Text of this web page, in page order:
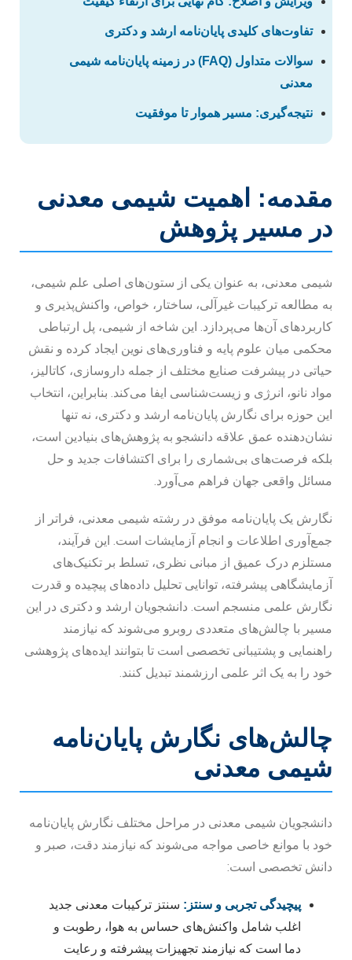
تفاوت‌های کلیدی پایان‌نامه ارشد و دکتری
سوالات متداول (FAQ) در زمینه پایان‌نامه شیمی
معدنی
نتیجه‌گیری: مسیر هموار تا موفقیت
مقدمه: اهمیت شیمی معدنی
در مسیر پژوهش
شیمی معدنی، به عنوان یکی از ستون‌های اصلی علم شیمی،
به مطالعه ترکیبات غیرآلی، ساختار، خواص، واکنش‌پذیری و
کاربردهای آن‌ها می‌پردازد. این شاخه از شیمی، پل ارتباطی
محکمی میان علوم پایه و فناوری‌های نوین ایجاد کرده و نقش
حیاتی در پیشرفت صنایع مختلف از جمله داروسازی، کاتالیز،
مواد نانو، انرژی و زیست‌شناسی ایفا می‌کند. بنابراین، انتخاب
این حوزه برای نگارش پایان‌نامه ارشد و دکتری، نه تنها
نشان‌دهنده عمق علاقه دانشجو به پژوهش‌های بنیادین است،
بلکه فرصت‌های بی‌شماری را برای اکتشافات جدید و حل
مسائل واقعی جهان فراهم می‌آورد.
نگارش یک پایان‌نامه موفق در رشته شیمی معدنی، فراتر از
جمع‌آوری اطلاعات و انجام آزمایشات است. این فرآیند،
مستلزم درک عمیق از مبانی نظری، تسلط بر تکنیک‌های
آزمایشگاهی پیشرفته، توانایی تحلیل داده‌های پیچیده و قدرت
نگارش علمی منسجم است. دانشجویان ارشد و دکتری در این
مسیر با چالش‌های متعددی روبرو می‌شوند که نیازمند
راهنمایی و پشتیبانی تخصصی است تا بتوانند ایده‌های پژوهشی
خود را به یک اثر علمی ارزشمند تبدیل کنند.
چالش‌های نگارش پایان‌نامه
شیمی معدنی
دانشجویان شیمی معدنی در مراحل مختلف نگارش پایان‌نامه
خود با موانع خاصی مواجه می‌شوند که نیازمند دقت، صبر و
دانش تخصصی است:
پیچیدگی تجربی و سنتز: سنتز ترکیبات معدنی جدید
اغلب شامل واکنش‌های حساس به هوا، رطوبت و
دما است که نیازمند تجهیزات پیشرفته و رعایت